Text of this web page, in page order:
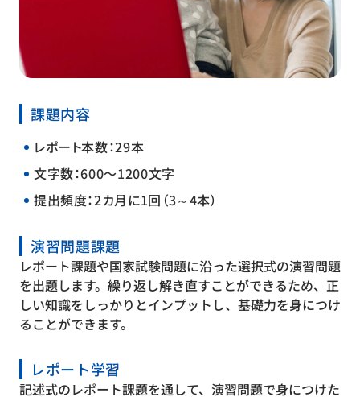
課題内容
レポート本数：29本
文字数：600〜1200文字
提出頻度：2カ月に1回（3～4本）
演習問題課題
レポート課題や国家試験問題に沿った選択式の演習問題
を出題します。繰り返し解き直すことができるため、正
しい知識をしっかりとインプットし、基礎力を身につけ
ることができます。
レポート学習
記述式のレポート課題を通して、演習問題で身につけた